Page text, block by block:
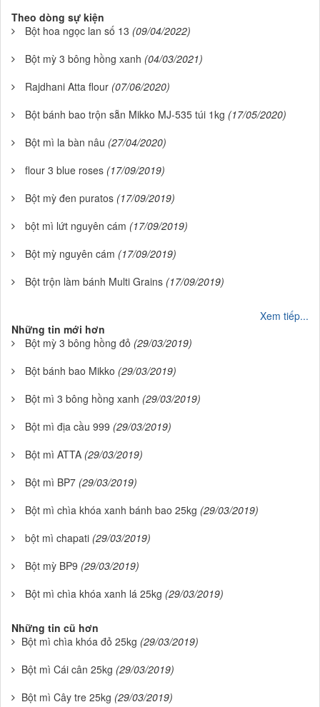
Theo dòng sự kiện
Bột hoa ngọc lan số 13 (09/04/2022)
Bột mỳ 3 bông hồng xanh (04/03/2021)
Rajdhani Atta flour (07/06/2020)
Bột bánh bao trộn sẵn Mikko MJ-535 túi 1kg (17/05/2020)
Bột mì la bàn nâu (27/04/2020)
flour 3 blue roses (17/09/2019)
Bột mỳ đen puratos (17/09/2019)
bột mì lứt nguyên cám (17/09/2019)
Bột mỳ nguyên cám (17/09/2019)
Bột trộn làm bánh Multi Grains (17/09/2019)
Xem tiếp...
Những tin mới hơn
Bột mỳ 3 bông hồng đỏ (29/03/2019)
Bột bánh bao Mikko (29/03/2019)
Bột mì 3 bông hồng xanh (29/03/2019)
Bột mì địa cầu 999 (29/03/2019)
Bột mì ATTA (29/03/2019)
Bột mì BP7 (29/03/2019)
Bột mì chìa khóa xanh bánh bao 25kg (29/03/2019)
bột mì chapati (29/03/2019)
Bột mỳ BP9 (29/03/2019)
Bột mì chìa khóa xanh lá 25kg (29/03/2019)
Những tin cũ hơn
Bột mì chìa khóa đỏ 25kg (29/03/2019)
Bột mì Cái cân 25kg (29/03/2019)
Bột mì Cây tre 25kg (29/03/2019)